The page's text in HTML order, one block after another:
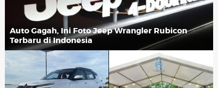
Auto Gagah, Ini Foto Jeep Wrangler Rubicon
Terbaru di Indonesia